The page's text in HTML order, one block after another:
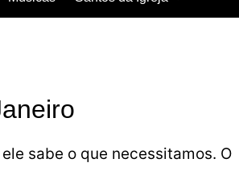
sabe o que necessitamos. O